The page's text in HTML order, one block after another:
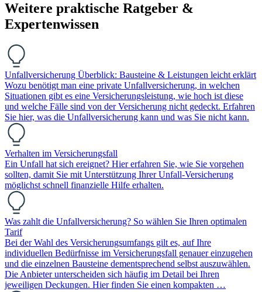
Weitere praktische Ratgeber &
Expertenwissen
Unfallversicherung Überblick: Bausteine & Leistungen leicht erklärt
Wozu benötigt man eine private Unfallversicherung, in welchen
Situationen gibt es eine Versicherungsleistung, wie hoch ist diese
und welche Fälle sind von der Versicherung nicht gedeckt. Erfahren
Sie hier, was die Unfallversicherung kann und was Sie nicht kann.
Verhalten im Versicherungsfall
Ein Unfall hat sich ereignet? Hier erfahren Sie, wie Sie vorgehen
sollten, damit Sie mit Unterstützung Ihrer Unfall-Versicherung
möglichst schnell finanzielle Hilfe erhalten.
Was zahlt die Unfallversicherung? So wählen Sie Ihren optimalen
Tarif
Bei der Wahl des Versicherungsumfangs gilt es, auf Ihre
individuellen Bedürfnisse im Versicherungsfall genauer einzugehen
und die einzelnen Bausteine dementsprechend selbst auszuwählen.
Die Anbieter unterscheiden sich häufig im Detail bei Ihren
jeweiligen Deckungen. Hier finden Sie einen kompakten …